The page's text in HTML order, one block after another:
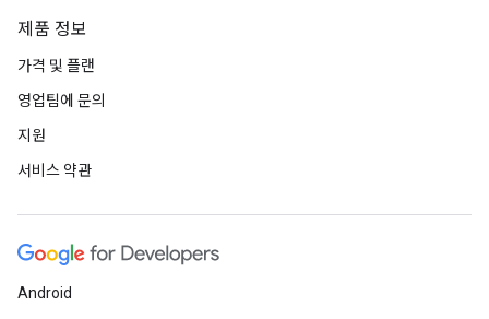
제품 정보
가격 및 플랜
영업팀에 문의
지원
서비스 약관
Android